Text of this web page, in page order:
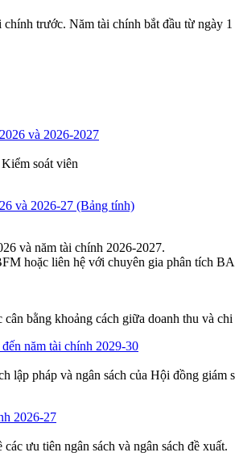
trước. Năm tài chính bắt đầu từ ngày
và 2026-2027
soát viên
và 2026-27 (Bảng tính)
và năm tài chính 2026-2027.
hoặc liên hệ với chuyên gia phân tích
bằng khoảng cách giữa doanh thu và chi
năm tài chính 2029-30
lập pháp và ngân sách của Hội đồng
2026-27
ưu tiên ngân sách và ngân sách đề xuất.